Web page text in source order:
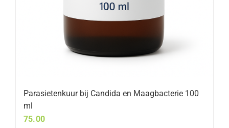
Parasietenkuur bij Candida en Maagbacterie 100
ml
75.00